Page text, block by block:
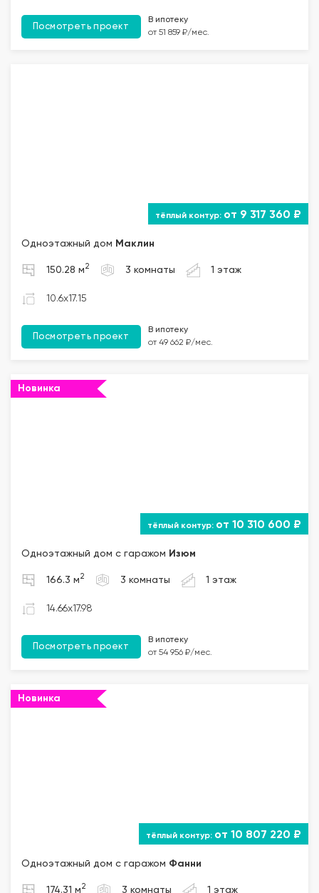
Посмотреть проект
В ипотеку
от 51 859 ₽/мес.
от 9 317 360 ₽
Одноэтажный дом Маклин
150.28 м 2 3 комнаты 1 этаж
10.6x17.15
Посмотреть проект
В ипотеку
от 49 662 ₽/мес.
Новинка
от 10 310 600 ₽
Одноэтажный дом с гаражом Изюм
166.3 м 2 3 комнаты 1 этаж
14.66x17.98
Посмотреть проект
В ипотеку
от 54 956 ₽/мес.
Новинка
от 10 807 220 ₽
Одноэтажный дом с гаражом Фанни
174.31 м 2 3 комнаты 1 этаж